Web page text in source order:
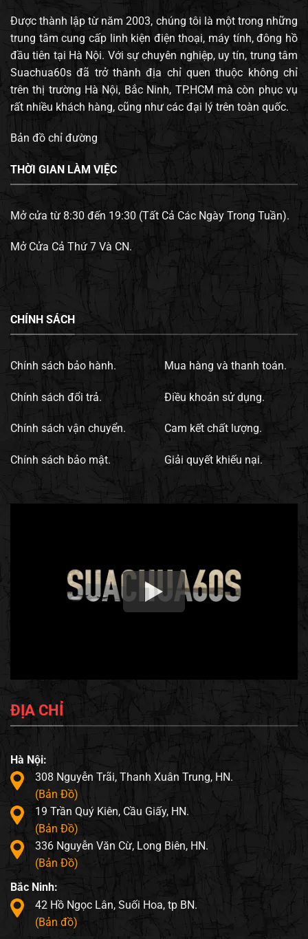
Được thành lập từ năm 2003, chúng tôi là một trong những
trung tâm cung cấp linh kiện điện thoại, máy tính, đông hồ
đầu tiên tại Hà Nội. Với sự chuyên nghiệp, uy tín, trung tâm
Suachua60s đã trở thành địa chỉ quen thuộc không chỉ
trên thị trường Hà Nội, Bắc Ninh, TP.HCM mà còn phục vụ
rất nhiều khách hàng, cũng như các đại lý trên toàn quốc.
Bản đồ chỉ đường
THỜI GIAN LÀM VIỆC
Mở cửa từ 8:30 đến 19:30 (Tất Cả Các Ngày Trong Tuần).
Mở Cửa Cả Thứ 7 Và CN.
CHÍNH SÁCH
Chính sách bảo hành.
Chính sách đổi trả.
Chính sách vận chuyển.
Chính sách bảo mật.
Mua hàng và thanh toán.
Điều khoản sử dụng.
Cam kết chất lượng.
Giải quyết khiếu nại.
ĐỊA CHỈ
Hà Nội:
308 Nguyễn Trãi, Thanh Xuân Trung, HN.
(Bản Đồ)
19 Trần Quý Kiên, Cầu Giấy, HN.
(Bản Đồ)
336 Nguyễn Văn Cừ, Long Biên, HN.
(Bản Đồ)
Bắc Ninh:
42 Hồ Ngọc Lân, Suối Hoa, tp BN.
(Bản đồ)